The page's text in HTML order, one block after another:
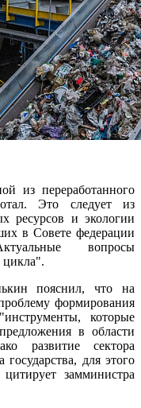
из переработанного
Это следует из
ресурсов и экологии
в Совете федерации
вопросы
цикла".
пояснил, что на
формирования
которые
в области
развитие сектора
для этого
замминистра